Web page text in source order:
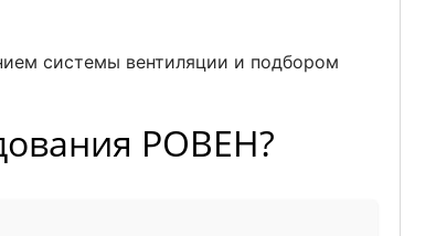
системы вентиляции и подбором
РОВЕН?